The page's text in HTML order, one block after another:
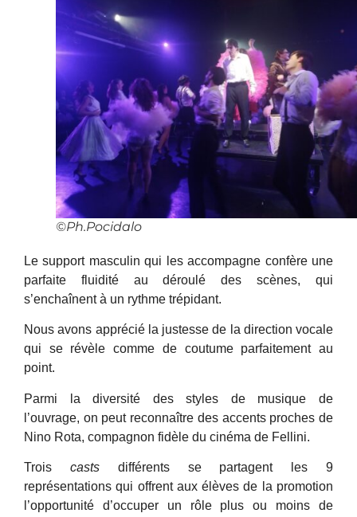
©Ph.Pocidalo
Le support masculin qui les accompagne confère une
parfaite fluidité au déroulé des scènes, qui
s’enchaînent à un rythme trépidant.
Nous avons apprécié la justesse de la direction vocale
qui se révèle comme de coutume parfaitement au
point.
Parmi la diversité des styles de musique de
l’ouvrage, on peut reconnaître des accents proches de
Nino Rota, compagnon fidèle du cinéma de Fellini.
Trois casts différents se partagent les 9
représentations qui offrent aux élèves de la promotion
l’opportunité d’occuper un rôle plus ou moins de